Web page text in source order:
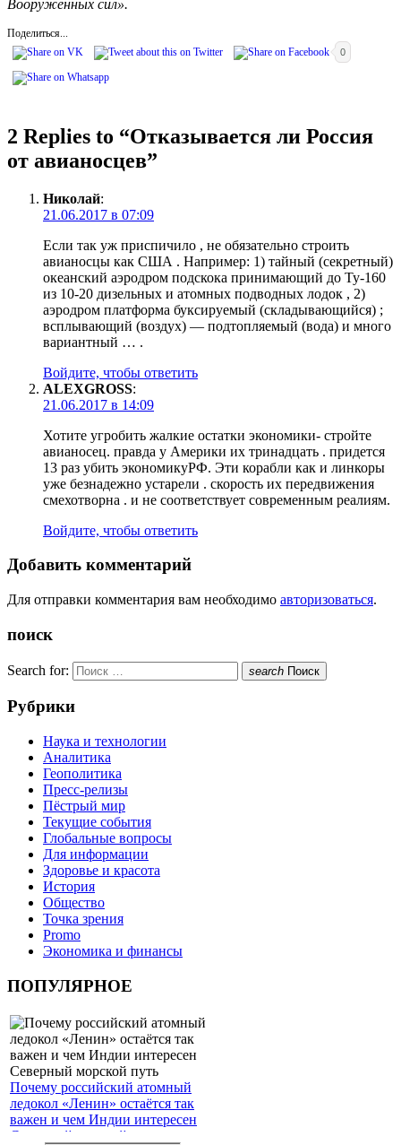
Вооружённых сил».
Поделиться...
0
2 Replies to “Отказывается ли Россия
от авианосцев”
Николай:
21.06.2017 в 07:09
Если так уж приспичило , не обязательно строить
авианосцы как США . Например: 1) тайный (секретный)
океанский аэродром подскока принимающий до Ту-160
из 10-20 дизельных и атомных подводных лодок , 2)
аэродром платформа буксируемый (складывающийся) ;
всплывающий (воздух) — подтопляемый (вода) и много
вариантный … .
Войдите, чтобы ответить
ALEXGROSS:
21.06.2017 в 14:09
Хотите угробить жалкие остатки экономики- стройте
авианосец. правда у Америки их тринадцать . придется
13 раз убить экономикуРФ. Эти корабли как и линкоры
уже безнадежно устарели . скорость их передвижения
смехотворна . и не соответствует современным реалиям.
Войдите, чтобы ответить
Добавить комментарий
Для отправки комментария вам необходимо авторизоваться.
поиск
Search for: search Поиск
Рубрики
Наука и технологии
Аналитика
Геополитика
Пресс-релизы
Пёстрый мир
Текущие события
Глобальные вопросы
Для информации
Здоровье и красота
История
Общество
Точка зрения
Promo
Экономика и финансы
ПОПУЛЯРНОЕ
Почему российский атомный
ледокол «Ленин» остаётся так
важен и чем Индии интересен
Северный морской путь